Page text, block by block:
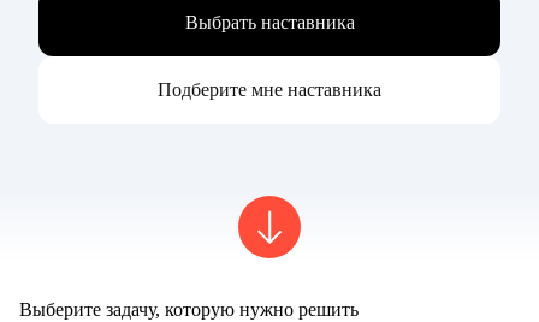
Выбрать наставника
Подберите мне наставника
Выберите задачу, которую нужно решить